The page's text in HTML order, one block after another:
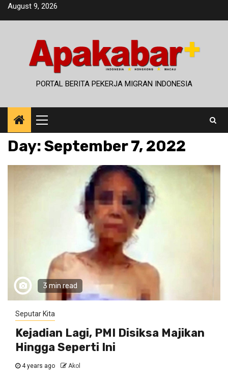
SkipAugust 9, 2026
PORTAL BERITA PEKERJA MIGRAN INDONESIA
Primary
Menu
Day:September 7, 2022
3 min read
Seputar Kita
Kejadian Lagi, PMI Disiksa Majikan
Hingga Seperti Ini
4 years ago Akol